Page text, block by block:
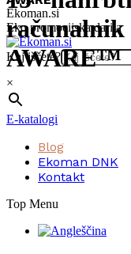
Skip
to
content
Ekoman.si
Eko promocijska darila
Kaj iščete?
×
E-katalogi
Blog
Ekoman DNK
Kontakt
Top Menu
računalnik
AWARE™